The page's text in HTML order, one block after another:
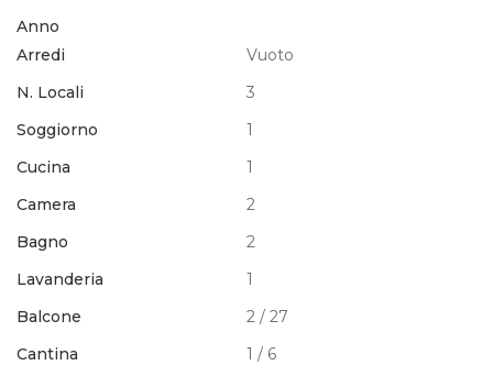
Anno
Arredi
Vuoto
N. Locali
3
Soggiorno
1
Cucina
1
Camera
2
Bagno
2
Lavanderia
1
Balcone
2 / 27
Cantina
1 / 6